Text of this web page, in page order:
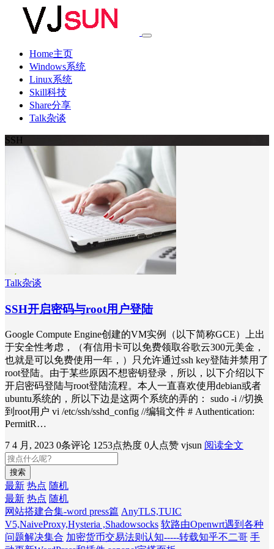
Home主页
Windows系统
Linux系统
Skill科技
Share分享
Talk杂谈
SSH
Talk杂谈
SSH开启密码与root用户登陆
Google Compute Engine创建的VM实例（以下简称GCE）上出
于安全性考虑，（有信用卡可以免费领取谷歌云300元美金，
也就是可以免费使用一年，）只允许通过ssh key登陆并禁用了
root登陆。由于某些原因不想密钥登录，所以，以下介绍以下
开启密码登陆与root登陆流程。本人一直喜欢使用debian或者
ubuntu系统的，所以下边是这两个系统的弄的： sudo -i //切换
到root用户 vi /etc/ssh/sshd_config //编辑文件 # Authentication:
PermitR…
7 4 月, 2023 0条评论 1253点热度 0人点赞 vjsun 阅读全文
搜索
最新 热点 随机
最新 热点 随机
网站搭建合集-word press篇 AnyTLS,TUIC
V5,NaiveProxy,Hysteria ,Shadowsocks 软路由Openwrt遇到各种
问题解决集合 加密货币交易法则认知-----转载知乎不二哥 手